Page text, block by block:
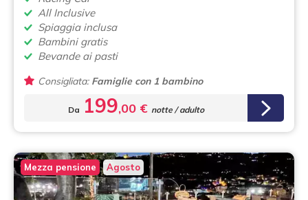
All Inclusive
Spiaggia inclusa
Bambini gratis
Bevande ai pasti
Consigliata:Famiglie con 1 bambino
Da 199,00 € notte / adulto
Mezza pensione Agosto